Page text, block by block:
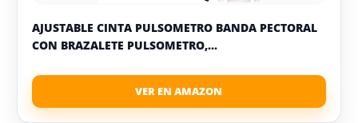
AJUSTABLE CINTA PULSOMETRO BANDA PECTORAL
CON BRAZALETE PULSOMETRO,...